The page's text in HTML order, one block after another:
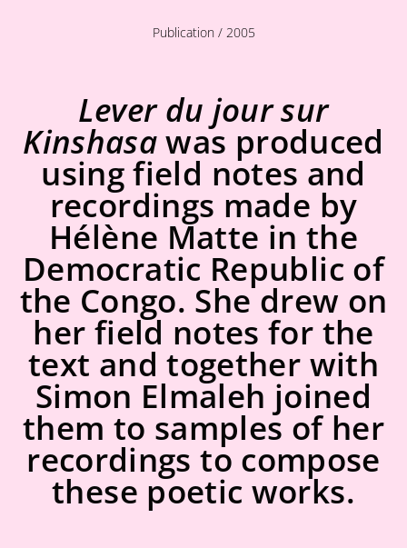
Publication / 2005
Lever du jour sur
Kinshasawas produced
using field notes and
recordings made by
Hélène Matte in the
Democratic Republic of
the Congo. She drew on
her field notes for the
text and together with
Simon Elmaleh joined
them to samples of her
recordings to compose
these poetic works.